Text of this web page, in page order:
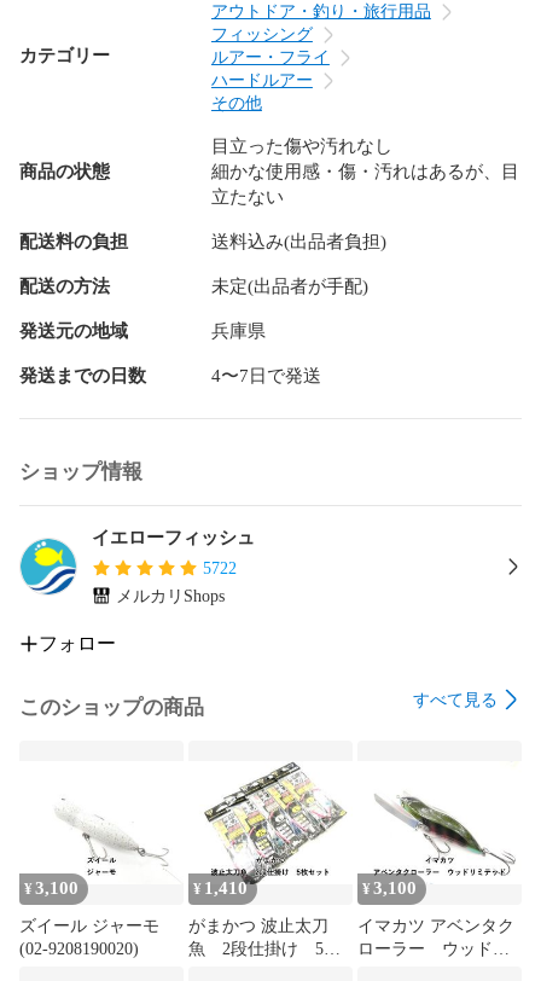
カテゴリー
アウトドア・釣り・旅行用品
フィッシング
ルアー・フライ
ハードルアー
その他
商品の状態
目立った傷や汚れなし
細かな使用感・傷・汚れはあるが、目
立たない
配送料の負担 送料込み(出品者負担)
配送の方法 未定(出品者が手配)
発送元の地域 兵庫県
発送までの日数 4〜7日で発送
ショップ情報
イエローフィッシュ
5722
メルカリShops
フォロー
このショップの商品 すべて見る
¥3,100
ズイール ジャーモ
(02-9208190020)
¥ 1,410
がまかつ 波止太刀
魚 2段仕掛け 5枚
¥3,100
イマカツ アベンタク
ローラー ウッドリ